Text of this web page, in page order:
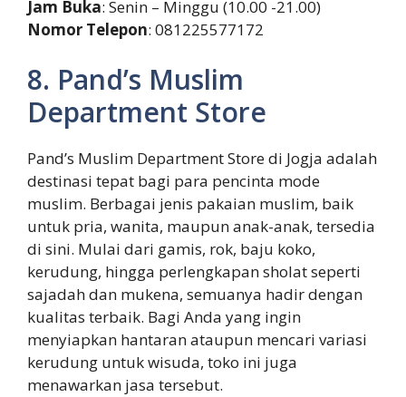
Jam Buka: Senin – Minggu (10.00 -21.00)
Nomor Telepon: 081225577172
8. Pand’s Muslim
Department Store
Pand’s Muslim Department Store di Jogja adalah
destinasi tepat bagi para pencinta mode
muslim. Berbagai jenis pakaian muslim, baik
untuk pria, wanita, maupun anak-anak, tersedia
di sini. Mulai dari gamis, rok, baju koko,
kerudung, hingga perlengkapan sholat seperti
sajadah dan mukena, semuanya hadir dengan
kualitas terbaik. Bagi Anda yang ingin
menyiapkan hantaran ataupun mencari variasi
kerudung untuk wisuda, toko ini juga
menawarkan jasa tersebut.